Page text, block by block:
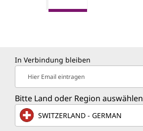
In Verbindung bleiben
Hier Email eintragen
Bitte Land oder Region auswählen
SWITZERLAND - GERMAN